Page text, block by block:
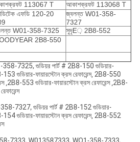
113067 T
আকাশক্রফট 113068 T
এফডি 120-20
জ্বলন্ত W01-358-
7327
W01-358-7325
সুদৃE় 2B8-552
2B8-550
358-7325, গুডিয়র পার্ট # 2B8-150 গুডিয়ার-
153 গুডিয়ার-ফায়ারস্টোন ক্রস রেফারেন্স‚ 2B8-550
‚2B8-553 গুডিয়ার-ফায়ারস্টোন ক্রস রেফারেন্স ‚2B8-
7327, গুডিয়র পার্ট # 2B8-152 গুডিয়ার-
154 গুডিয়ার-ফায়ারস্টোন ক্রস রেফারেন্স‚ 2B8-552